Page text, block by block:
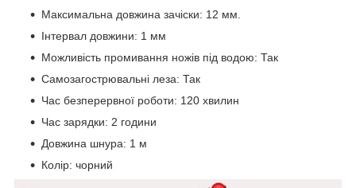
Максимальна довжина зачіски: 12 мм.
Інтервал довжини: 1 мм
Можливість промивання ножів під водою: Так
Самозагострювальні леза: Так
Час безперервної роботи: 120 хвилин
Час зарядки: 2 години
Довжина шнура: 1 м
Колір: чорний